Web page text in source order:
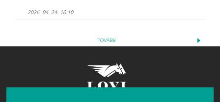
2026. 04. 24. 10:10
TOVÁBB